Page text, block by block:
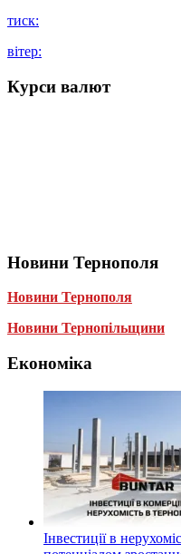
тиск:
вітер:
Курси валют
Новини Тернополя
Новини Тернополя
Новини Тернопільщини
Економіка
Інвестиції в